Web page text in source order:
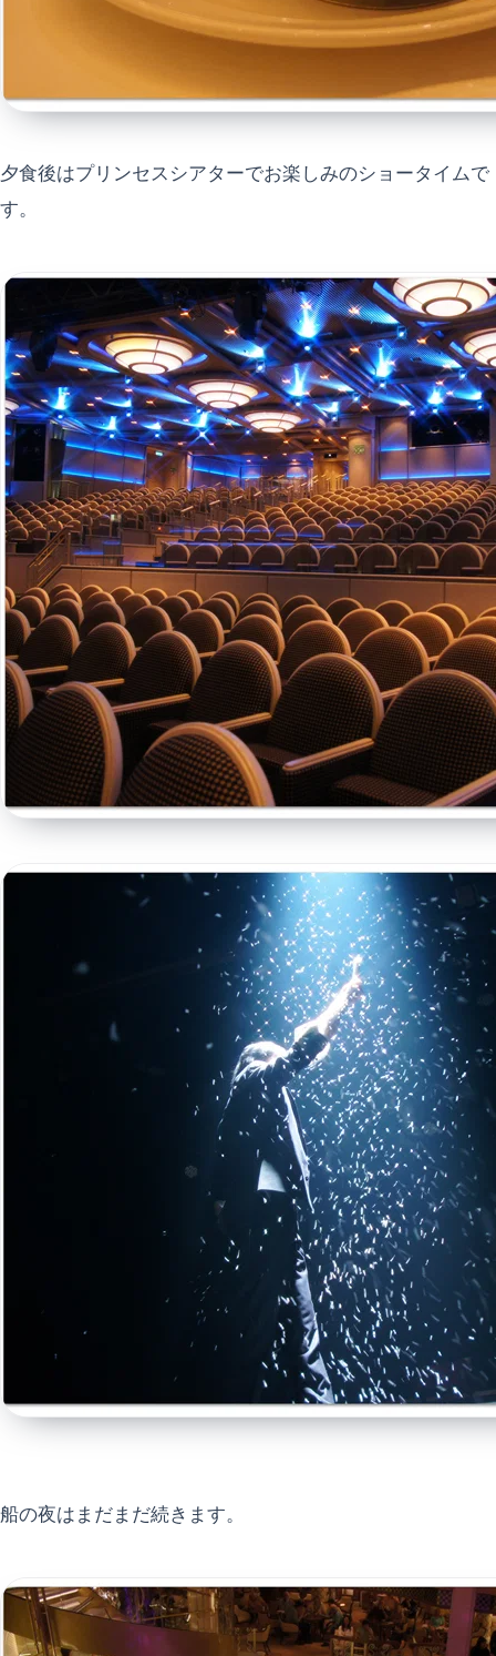
夕食後はプリンセスシアターでお楽しみのショータイムで
す。
船の夜はまだまだ続きます。